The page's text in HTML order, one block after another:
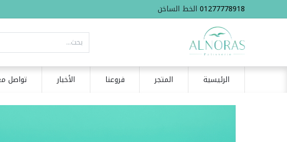
01277778918 الخط الساخن
الرئيسية المتجر فروعنا الأخبار تواصل